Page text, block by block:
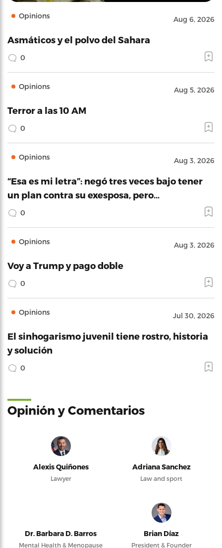
Opinions Aug 6, 2026
Asmáticos y el polvo del Sahara
0
Opinions Aug 5, 2026
Terror a las 10 AM
0
Opinions Aug 3, 2026
“Esa es mi letra”: negó tres veces bajo tener
un plan contra su exesposa, pero…
0
Opinions Aug 3, 2026
Voy a Trump y pago doble
0
Opinions Jul 30, 2026
El sinhogarismo juvenil tiene rostro, historia
y solución
0
Opinión y Comentarios
Alexis Quiñones
Lawyer
Adriana Sanchez
Law and sport
Dr. Barbara D. Barros
Mental Health & Menopause
Brian Díaz
President & Founder